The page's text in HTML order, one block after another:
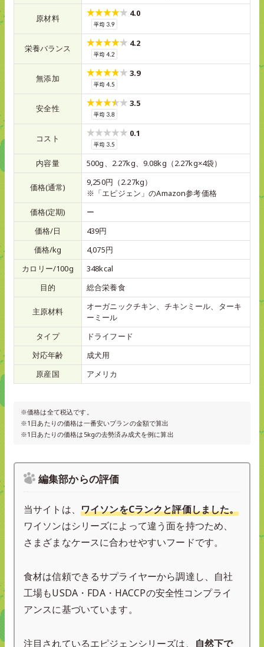
原材料 4.0
栄養バランス 4.2
無添加 3.9
安全性 3.5
コスト 0.1
内容量 500g、2.27kg、9.08kg（2.27kg×4袋）
価格(通常)
9,250円（2.27kg）
※「エピジェン」のAmazon参考価格
価格(定期)
ー
価格/日
439円
価格/kg
4,075円
カロリー/100g
348kcal
目的
総合栄養食
主原材料
オーガニックチキン、チキンミール、ターキ
ーミール
タイプ
ドライフード
対応年齢
成犬用
原産国
アメリカ
※価格は全て税込です。
※1日あたりの価格は一番安いプランの金額で算出
※1日あたりの価格は5kgの去勢済み成犬を例に算出
編集部からの評価
当サイトは、 ワイソンをCランクと評価しました。
ワイソンはシリーズによって違う面を持つため、
さまざまなケースに合わせやすいフードです。
食材は信頼できるサプライヤーから調達し、自社
工場もUSDA・FDA・HACCPの安全性コンプライ
アンスに基づいています。
注目されているエピジェンシリーズは、
自然下で